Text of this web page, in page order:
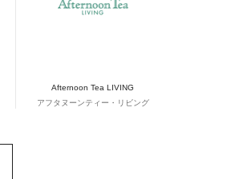
Afternoon Tea LIVING
アフタヌーンティー・リビング